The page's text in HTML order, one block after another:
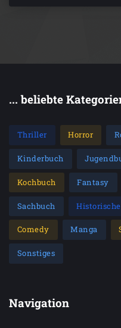
... beliebte
Thriller Horror
Kinderbuch
Kochbuch Fantasy
Sachbuch
Comedy Manga
Sonstiges
Navigation